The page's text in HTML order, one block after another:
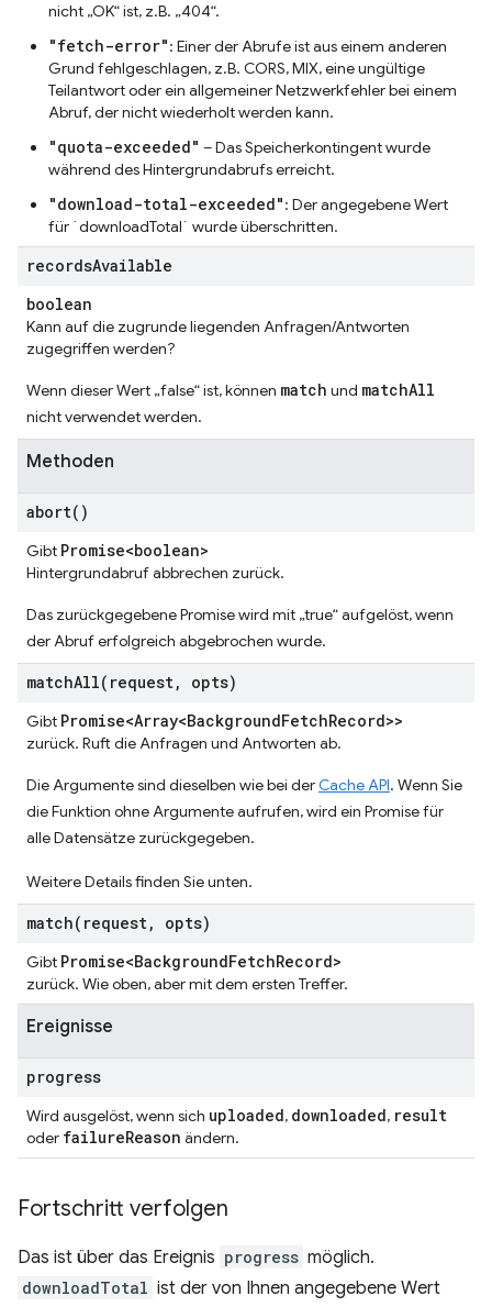
nicht „OK“ ist, z.B. „404“.
"fetch-error": Einer der Abrufe ist aus einem anderen
Grund fehlgeschlagen, z.B. CORS, MIX, eine ungültige
Teilantwort oder ein allgemeiner Netzwerkfehler bei einem
Abruf, der nicht wiederholt werden kann.
"quota-exceeded" – Das Speicherkontingent wurde
während des Hintergrundabrufs erreicht.
"download-total-exceeded": Der angegebene Wert
für `downloadTotal` wurde überschritten.
recordsAvailable
boolean
Kann auf die zugrunde liegenden Anfragen/Antworten
zugegriffen werden?
Wenn dieser Wert „false“ ist, können match und matchAll
nicht verwendet werden.
Methoden
abort( )
Gibt Promise<boolean>
Hintergrundabruf abbrechen zurück.
Das zurückgegebene Promise wird mit „true“ aufgelöst, wenn
der Abruf erfolgreich abgebrochen wurde.
matchAll( request, opts)
Gibt Promise<Array<BackgroundFetchRecord>>
zurück. Ruft die Anfragen und Antworten ab.
Die Argumente sind dieselben wie bei derCache API. Wenn Sie
die Funktion ohne Argumente aufrufen, wird ein Promise für
alle Datensätze zurückgegeben.
Weitere Details finden Sie unten.
match( request, opts)
Gibt Promise<BackgroundFetchRecord>
zurück. Wie oben, aber mit dem ersten Treffer.
Ereignisse
progress
Wird ausgelöst, wenn sich uploaded, downloaded, result
oder failureReason ändern.
Fortschritt verfolgen
Das ist über das Ereignis progress möglich.
downloadTotal ist der von Ihnen angegebene Wert